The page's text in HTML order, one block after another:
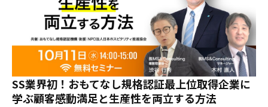
SS業界初！おもてなし規格認証最上位取得企業に
学ぶ顧客感動満足と生産性を両立する方法